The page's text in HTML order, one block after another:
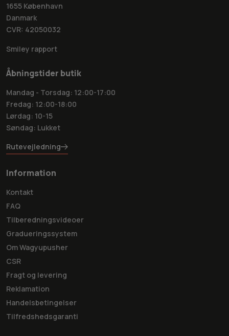
1655 København
Danmark
CVR: 42050032
Smiley rapport
Åbningstider butik
Mandag - Torsdag: 12:00-17:00
Fredag: 12:00-18:00
Lørdag: 10-15
Søndag: Lukket
Rutevejledning
Information
Kontakt
FAQ
Tilberedningsvideoer
Gradueringssystem
Om Wagyupusher
CSR
Fragt og levering
Reklamation
Handelsbetingelser
Tilfredshedsgaranti